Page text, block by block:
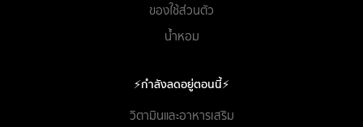
ของใช้ส่วนตัว
น้ำหอม
⚡กำลังลดอยู่ตอนนี้⚡
วิตามินและอาหารเสริม